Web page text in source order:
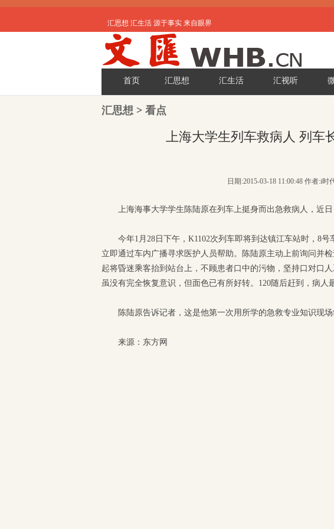
汇思想 汇生活 源于事实 来自眼界
首页 汇思想 汇生活 汇视听
汇思想 > 看点
上海大学生列车救病人 列车
日期:2015-03-18 11:00:48 作者:i时
上海海事大学学生陈陆原在列车上挺身而出急救病人，近
今年1月28日下午，K1102次列车即将到达镇江车站时，8
立即通过车内广播寻求医护人员帮助。陈陆原主动上前询问并
起将昏迷乘客抬到站台上，不顾患者口中的污物，坚持口对口
虽没有完全恢复意识，但面色已有所好转。120随后赶到，病人
陈陆原告诉记者，这是他第一次用所学的急救专业知识现
来源：东方网